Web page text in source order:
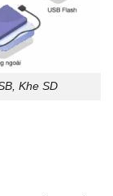
Khe SD